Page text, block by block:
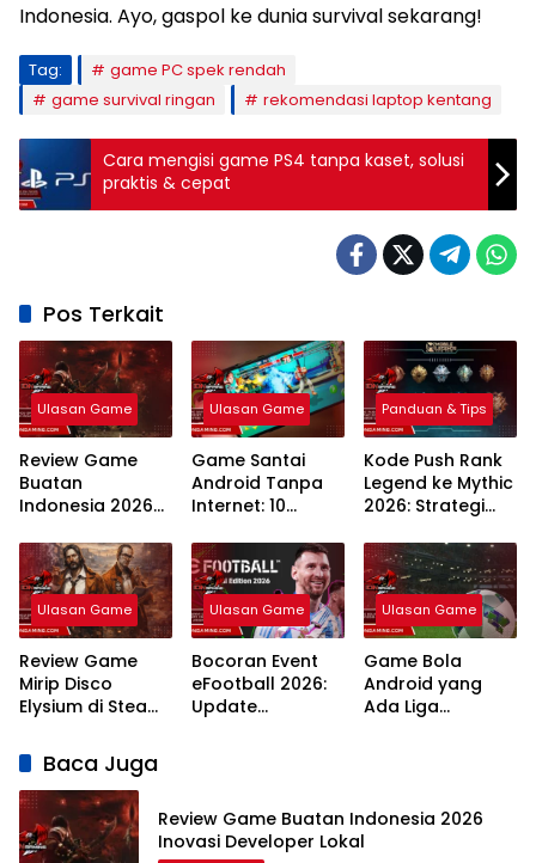
Indonesia. Ayo, gaspol ke dunia survival sekarang!
Tag:
game PC spek rendah
game survival ringan
rekomendasi laptop kentang
Cara mengisi game PS4 tanpa kaset, solusi
praktis & cepat
Pos Terkait
Ulasan Game
Review Game
Buatan
Indonesia 2026
Developer Lokal
Ulasan Game
Game Santai
Android Tanpa
Internet: 10
Teratas Tahun
2026
Panduan & Tips
Kode Push Rank
Legend ke Mythic
2026: Strategi
Rahasia
Winstreak
Terbaru
Ulasan Game
Review Game
Mirip Disco
Elysium di Steam:
RPG Naratif
Terbaik 2026
Ulasan Game
Bocoran Event
eFootball 2026:
Update
Ulasan Game
Game Bola
Android yang
Ada Liga
Baca Juga
Review Game Buatan Indonesia 2026
Inovasi Developer Lokal